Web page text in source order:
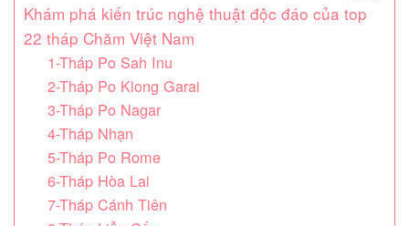
Khám phá kiến trúc nghệ thuật độc đáo của top
22 tháp Chăm Việt Nam
1-Tháp Po Sah Inu
2-Tháp Po Klong Garai
3-Tháp Po Nagar
4-Tháp Nhạn
5-Tháp Po Rome
6-Tháp Hòa Lai
7-Tháp Cánh Tiên